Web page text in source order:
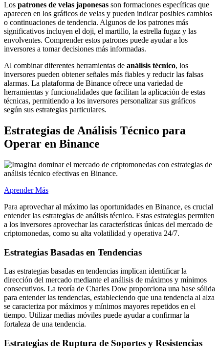
Los patrones de velas japonesas son formaciones específicas que
aparecen en los gráficos de velas y pueden indicar posibles cambios
o continuaciones de tendencia. Algunos de los patrones más
significativos incluyen el doji, el martillo, la estrella fugaz y las
envolventes. Comprender estos patrones puede ayudar a los
inversores a tomar decisiones más informadas.
Al combinar diferentes herramientas de análisis técnico, los
inversores pueden obtener señales más fiables y reducir las falsas
alarmas. La plataforma de Binance ofrece una variedad de
herramientas y funcionalidades que facilitan la aplicación de estas
técnicas, permitiendo a los inversores personalizar sus gráficos
según sus estrategias particulares.
Estrategias de Análisis Técnico para
Operar en Binance
Aprender Más
Para aprovechar al máximo las oportunidades en Binance, es crucial
entender las estrategias de análisis técnico. Estas estrategias permiten
a los inversores aprovechar las características únicas del mercado de
criptomonedas, como su alta volatilidad y operativa 24/7.
Estrategias Basadas en Tendencias
Las estrategias basadas en tendencias implican identificar la
dirección del mercado mediante el análisis de máximos y mínimos
consecutivos. La teoría de Charles Dow proporciona una base sólida
para entender las tendencias, estableciendo que una tendencia al alza
se caracteriza por máximos y mínimos mayores repetidos en el
tiempo. Utilizar medias móviles puede ayudar a confirmar la
fortaleza de una tendencia.
Estrategias de Ruptura de Soportes y Resistencias